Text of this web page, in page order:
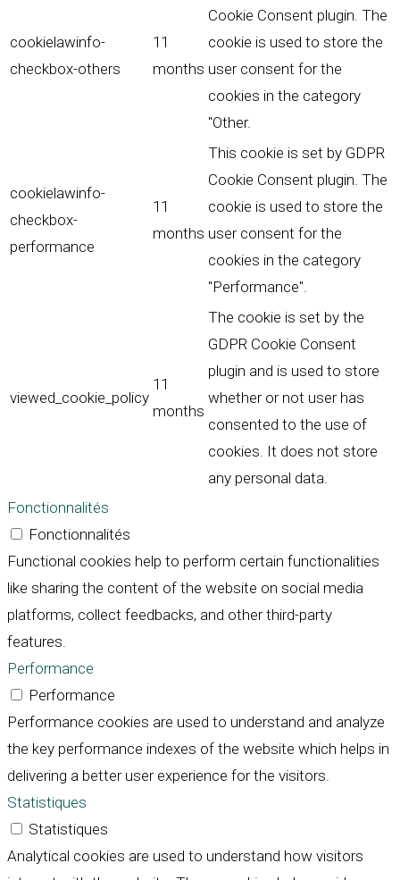
cookielawinfo-
checkbox-others
11
months
Cookie Consent plugin. The
cookie is used to store the
user consent for the
cookies in the category
"Other.
cookielawinfo-
checkbox-
performance
11
months
This cookie is set by GDPR
Cookie Consent plugin. The
cookie is used to store the
user consent for the
cookies in the category
"Performance".
viewed_cookie_policy
11
months
The cookie is set by the
GDPR Cookie Consent
plugin and is used to store
whether or not user has
consented to the use of
cookies. It does not store
any personal data.
Fonctionnalités
Fonctionnalités
Functional cookies help to perform certain functionalities
like sharing the content of the website on social media
platforms, collect feedbacks, and other third-party
features.
Performance
Performance
Performance cookies are used to understand and analyze
the key performance indexes of the website which helps in
delivering a better user experience for the visitors.
Statistiques
Statistiques
Analytical cookies are used to understand how visitors